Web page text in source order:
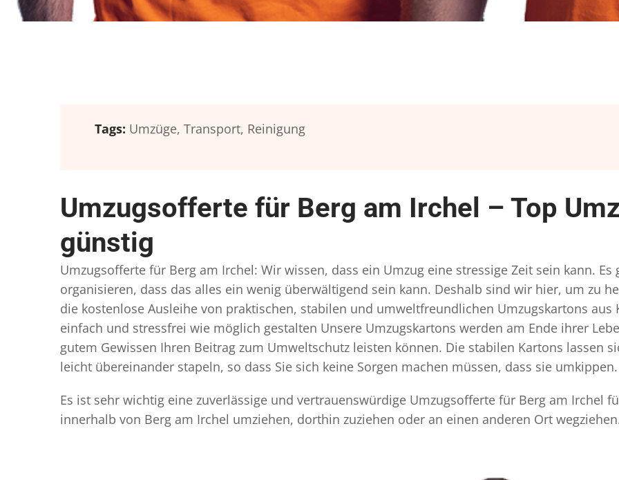
Tags: Umzüge, Transport, Reinigung
Umzugsofferte für Berg am Irchel – Top
günstig
Umzugsofferte für Berg am Irchel: Wir wissen, dass ein Umzug eine stressige Zeit sein kann.
organisieren, dass das alles ein wenig überwältigend sein kann. Deshalb sind wir hier, um zu
die kostenlose Ausleihe von praktischen, stabilen und umweltfreundlichen Umzugskartons
einfach und stressfrei wie möglich gestalten Unsere Umzugskartons werden am Ende ihrer
gutem Gewissen Ihren Beitrag zum Umweltschutz leisten können. Die stabilen Kartons lassen
leicht übereinander stapeln, so dass Sie sich keine Sorgen machen müssen, dass sie
Es ist sehr wichtig eine zuverlässige und vertrauenswürdige Umzugsofferte für Berg am Irchel
innerhalb von Berg am Irchel umziehen, dorthin zuziehen oder an einen anderen Ort